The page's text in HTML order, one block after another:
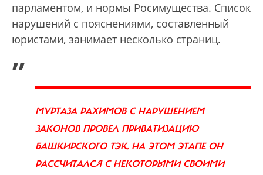
парламентом, и нормы Росимущества. Список
нарушений с пояснениями, составленный
юристами, занимает несколько страниц.
„
МУРТАЗА РАХИМОВ С НАРУШЕНИЕМ
ЗАКОНОВ ПРОВЕЛ ПРИВАТИЗАЦИЮ
БАШКИРСКОГО ТЭК. НА ЭТОМ ЭТАПЕ ОН
РАССЧИТАЛСЯ С НЕКОТОРЫМИ СВОИМИ